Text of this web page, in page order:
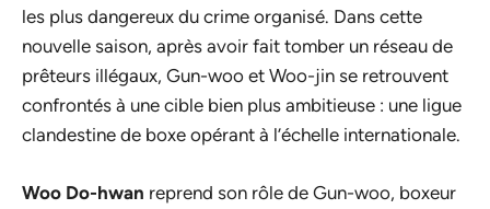
les plus dangereux du crime organisé. Dans cette
nouvelle saison, après avoir fait tomber un réseau de
prêteurs illégaux, Gun-woo et Woo-jin se retrouvent
confrontés à une cible bien plus ambitieuse : une ligue
clandestine de boxe opérant à l’échelle internationale.
Woo Do-hwan reprend son rôle de Gun-woo, boxeur